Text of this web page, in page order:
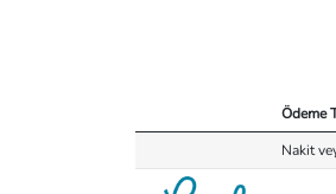
Ödeme
Nakit